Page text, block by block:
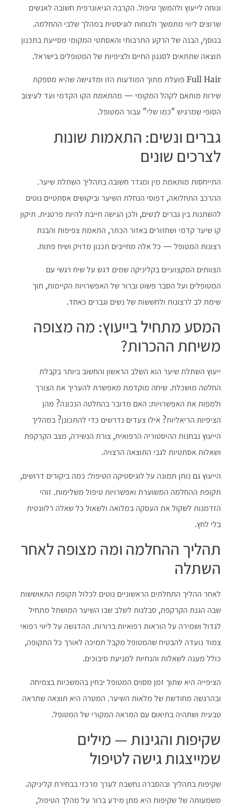
ונוחה לייעוץ ולהמשך טיפול. הקרבה הגיאוגרפית חשובה לאנשים
שרוצים ליווי מתמשך ולנוחות לוגיסטית במהלך שלבי ההחלמה.
בנוסף, הבנה של הרקע התרבותי והאסתטי המקומי מסייעת בתכנון
תוצאה שתתאים לסגנון החיים ולציפיות של המטופלים בישראל.
Full Hair פועלת מתוך המודעות הזו ומדגישה שהיא מספקת
שירות מותאם לקהל המקומי — מהתאמת הקו הקדמי ועד לעיצוב
הסופי שמרגיש "כמו שלי" עבור המטופל.
גברים ונשים: התאמות שונות
לצרכים שונים
התייחסות מותאמת מין ומגדר חשובה בתהליך השתלת שיער.
ההרכב התחלואה, דפוסי הנחלת השיער וביקושים אסתטיים נוטים
להשתנות בין גברים לנשים, ולכן הגישה חייבת להיות פרטנית. תיקון
קו שיער קדמי ושחזורים באזור הכתר, התאמת צפיפות והבנת
רצונות המטופל — כל אלה מחייבים תכנון מדויק ושיח פתוח.
הצוותים המקצועיים בקליניקה שמים דגש על שיח רגשי עם
המטופלים ועל הסבר פשוט וברור של האפשרויות הקיימות, תוך
שימת לב לרצונות ולחששות של נשים וגברים כאחד.
המסע מתחיל בייעוץ: מה מצופה
משיחת ההכרות?
ייעוץ השתלת שיער הוא השלב הראשון והחשוב ביותר בקבלת
החלטה מושכלת. שיחה מוקדמת מאפשרת להעריך את הצורך
ולמפות את האפשרויות: האם מדובר בהחלטה הנכונה? מהן
הציפיות הריאליות? אילו צעדים נדרשים כדי להתכונן? במהליך
הייעוץ נבחנות ההיסטוריה הרפואית, צורת הנשירה, מצב הקרקפת
ושאלות אסתטיות לגבי התוצאה הרצויה.
הייעוץ גם נותן תמונה על לוגיסטיקה הטיפול: כמה ביקורים דרושים,
תקופת ההחלמה המשוערת ואפשרויות טיפול משלימות. זוהי
הזדמנות לשקול את העסקה במלואה ולשאול כל שאלה רלוונטית
בלי לחץ.
תהליך ההחלמה ומה מצופה לאחר
השתלה
לאחר ההליך התחלתים הראשוניים נוטים לכלול תקופת התאוששות
שבה הגנת הקרקפת, סבלנות לשלב שבו השיער המושתל מתחיל
לגדול ושמירה על הוראות רפואיות ברורות. ההדגשה על ליווי רפואי
צמוד נועדה להבטיח שהמטופל מקבל תמיכה לאורך כל התקופה,
כולל מענה לשאלות והנחיות למניעת סיבוכים.
הציפייה היא שתוך זמן מסוים המטופל יבחין בהמשכיות בצמיחה
ובהרגשה מחודשת של מלאות השיער. המטרה היא תוצאה שתראה
טבעית ושתהיה בתיאום עם המראה המקורי של המטופל.
שקיפות והגינות — מילים
שמייצגות גישה לטיפול
שקיפות בתהליך ובהסברה נחשבת לערך מרכזי בבחירת קליניקה.
משמעותה של שקיפות היא מתן מידע ברור על מהלך הטיפול,